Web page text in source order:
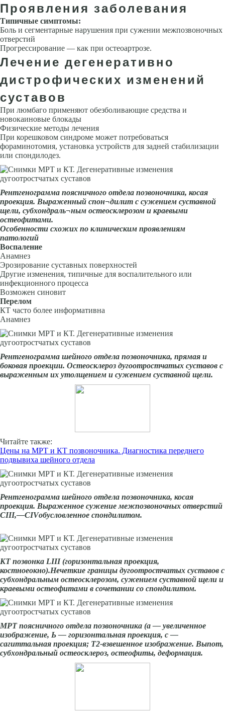
Проявления заболевания
Типичные симптомы:
Боль и сегментарные нарушения при сужении межпозвоночных
отверстий
Прогрессирование — как при остеоартрозе.
Лечение дегенеративно
дистрофических изменений
суставов
При люмбаго применяют обезболивающие средства и
новокаиновые блокады
Физические методы лечения
При корешковом синдроме может потребоваться
фораминотомия, установка устройств для задней стабилизации
или спондилодез.
Рентгенограмма поясничного отдела позвоночника, косая
проекция. Выраженный спон¬дилит с сужением суставной
щели, субхондраль¬ным остеосклерозом и краевыми
остеофитами.
Особенности схожих по клиническим проявлениям
патологий
Воспаление
Анамнез
Эрозирование суставных поверхностей
Другие изменения, типичные для воспалительного или
инфекционного процесса
Возможен синовит
Перелом
КТ часто более информативна
Анамнез
Рентгенограмма шейного отдела позвоночника, прямая и
боковая проекции. Остеосклероз дугоотростчатых суставов с
выраженным их утолщением и сужением суставной щели.
Читайте также:
Цены на МРТ и КТ позвоночника. Диагностика переднего
подвывиха шейного отдела
Рентгенограмма шейного отдела позвоночника, косая
проекция. Выраженное сужение межпозвоноч­ных отверстий
СIII,—CIVобусловленное спондилитом.
КТ позвонка LIII(горизон­тальная проекция,
костноеокно).Нечеткие границы дугоотростчатых суставов с
субхондральным остео­склерозом, сужением суставной щели и
краевыми остеофитами в сочетании со спондилитом.
МРТ поясничного отдела позвоночника (а — увеличенное
изображение, Ь — горизонтальная проекция, с —
сагиттальная проекция; Т2-взвешенное изображение. Выпот,
субхондральный остеосклероз, остеофиты, деформация.